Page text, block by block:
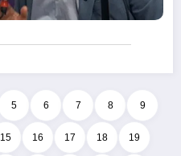
5 6 7 8 9
15 16 17 18 19